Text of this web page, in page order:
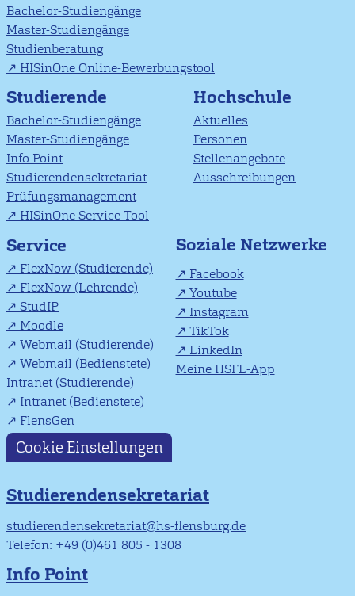
Bachelor-Studiengänge
Master-Studiengänge
Studienberatung
HISinOne Online-Bewerbungstool
Studierende
Bachelor-Studiengänge
Master-Studiengänge
Info Point
Studierendensekretariat
Prüfungsmanagement
HISinOne Service Tool
Hochschule
Aktuelles
Personen
Stellenangebote
Ausschreibungen
Service
FlexNow (Studierende)
FlexNow (Lehrende)
StudIP
Moodle
Webmail (Studierende)
Webmail (Bedienstete)
Intranet (Studierende)
Intranet (Bedienstete)
FlensGen
Soziale Netzwerke
Facebook
Youtube
Instagram
TikTok
LinkedIn
Meine HSFL-App
Cookie Einstellungen
Studierendensekretariat
studierendensekretariat@hs-flensburg.de
Telefon: +49 (0)461 805 - 1308
Info Point